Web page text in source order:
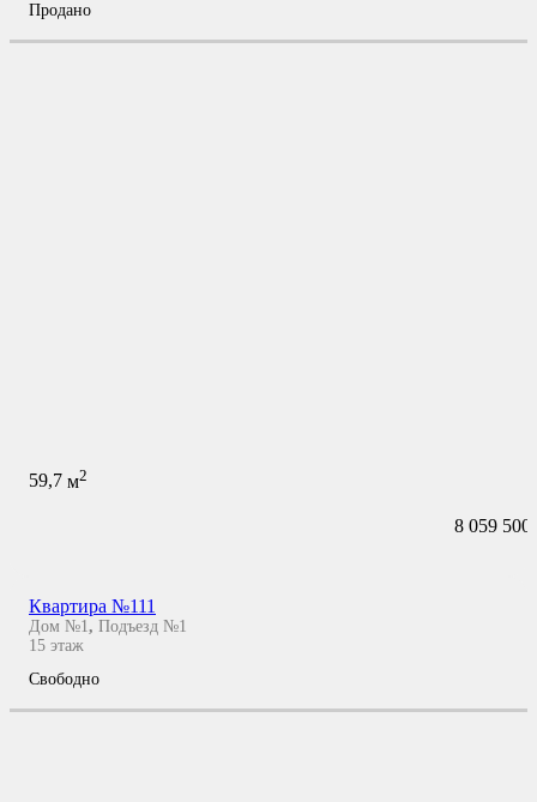
Продано
59,7 м2
8 059 500
Квартира №111
Дом №1, Подъезд №1
15 этаж
Свободно